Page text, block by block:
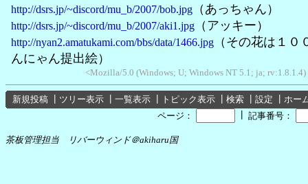
http://dsrs.jp/~discord/mu_b/2007/bob.jpg （あっちゃん）
http://dsrs.jp/~discord/mu_b/2007/aki1.jpg （アッキー）
http://nyan2.amatukami.com/bbs/data/1466.jpg （その花は１０
んにゃん提出絵）
<Mozilla/5.0 (Windows; U; Windows NT 5.1; ja;
新規投稿 ツリー表示 一覧表示 トピック表示 検索 設定
ホー
ページ：
記事番号：
茶板管理担当 リバーウィンド＠akiharu国